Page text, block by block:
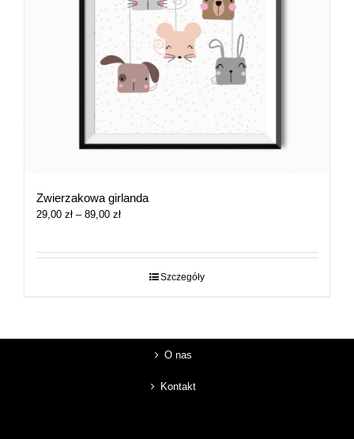
Zwierzakowa girlanda
29,00 zł – 89,00 złZakres
29,00 zł
Szczegóły
O nas
Kontakt